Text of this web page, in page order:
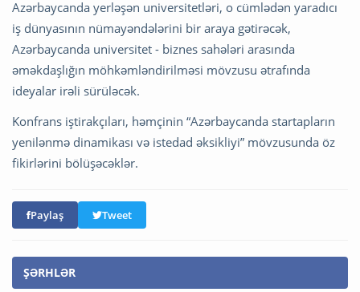
Azərbaycanda yerləşən universitetləri, o cümlədən yaradıcı
iş dünyasının nümayəndələrini bir araya gətirəcək,
Azərbaycanda universitet - biznes sahələri arasında
əməkdaşlığın möhkəmləndirilməsi mövzusu ətrafında
ideyalar irəli sürüləcək.
Konfrans iştirakçıları, həmçinin “Azərbaycanda startapların
yenilənmə dinamikası və istedad əksikliyi” mövzusunda öz
fikirlərini bölüşəcəklər.
Paylaş Tweet
ŞƏRHLƏR